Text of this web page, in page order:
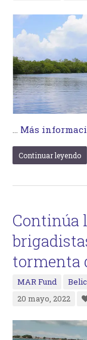
Más
Continuar leyendo
Continúa
tormenta
MAR Fund
20 mayo, 2022